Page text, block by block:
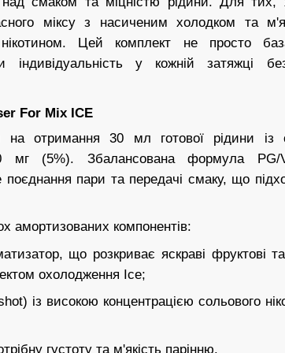
міксу з насиченим холодком та
Цей комплект не просто
індивідуальність у кожній затяжці
For Mix ICE
на отримання 30 мл готової рідини із
мг (5%). Збалансована формула PG/
поєднання пари та передачі смаку, що
амортизованих компонентів:
що розкриває яскраві фруктові
охолодження Ice;
із високою концентрацією сольового
густоту та м'якість парінню.